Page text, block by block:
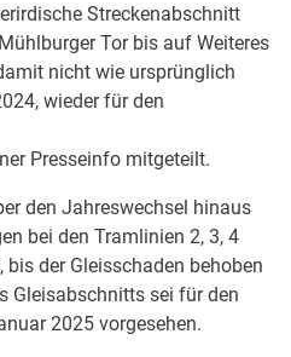
Streckenabschnitt
Tor bis auf Weiteres
nicht wie ursprünglich
wieder für den
Presseinfo mitgeteilt.
den Jahreswechsel hinaus
bei den Tramlinien 2, 3, 4
der Gleisschaden behoben
Gleisabschnitts sei für den
2025 vorgesehen.